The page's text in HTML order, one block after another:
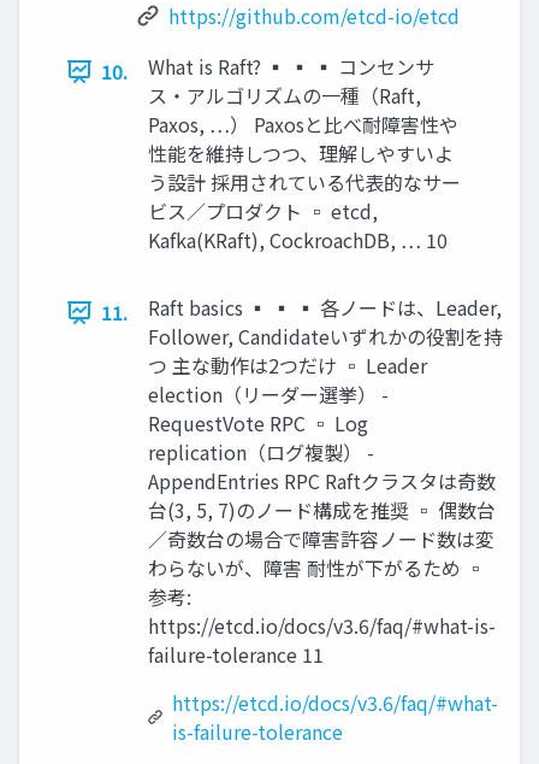
https://github.com/etcd-io/etcd
10.
What is Raft? ▪ ▪ ▪ コンセンサ
ス・アルゴリズムの一種（Raft,
Paxos, …） Paxosと比べ耐障害性や
性能を維持しつつ、理解しやすいよ
う設計 採用されている代表的なサー
ビス／プロダクト ▫ etcd,
Kafka(KRaft), CockroachDB, … 10
11.
Raft basics ▪ ▪ ▪ 各ノードは、Leader,
Follower, Candidateいずれかの役割を持
つ 主な動作は2つだけ ▫ Leader
election（リーダー選挙） -
RequestVote RPC ▫ Log
replication（ログ複製） -
AppendEntries RPC Raftクラスタは奇数
台(3, 5, 7)のノード構成を推奨 ▫ 偶数台
／奇数台の場合で障害許容ノード数は変
わらないが、障害 耐性が下がるため ▫
参考:
https://etcd.io/docs/v3.6/faq/#what-is-
failure-tolerance 11
https://etcd.io/docs/v3.6/faq/#what-
is-failure-tolerance